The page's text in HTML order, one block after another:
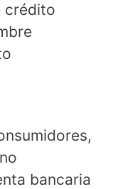
crédito
bancaria